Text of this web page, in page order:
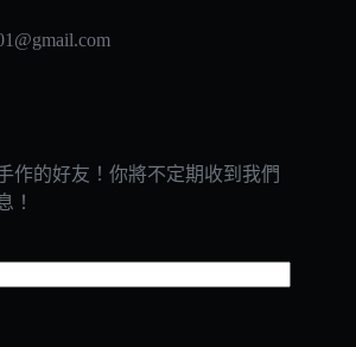
作的好友！你將不定期收到我們
！